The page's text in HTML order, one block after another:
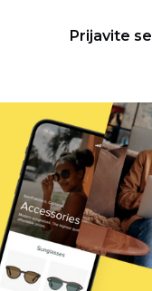
Prijavite se